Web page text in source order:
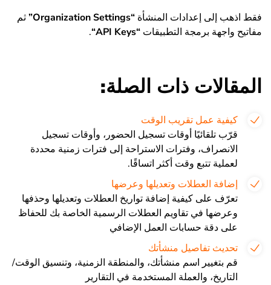
فقط اذهب إلى إعدادات المنشأة “
Organization Settings
”ثم
مفاتيح واجهة برمجة التطبيقات “
API Keys
“
.
المقالات ذات الصلة:
كيفية عمل تقريب الوقت
قرّب تلقائيًا أوقات تسجيل الحضور، وأوقات تسجيل
الانصراف، وفترات الاستراحة إلى فترات زمنية محددة
لعملية تتبع وقت أكثر اتساقًا.
إضافة العطلات وتعديلها وعرضها
تعرّف على كيفية إضافة تواريخ العطلات وتعديلها وحذفها
وعرضها في تقاويم العطلات الرسمية الخاصة بك للحفاظ
على دقة حسابات العمل الإضافي
تحديث تفاصيل منشأتك
قم بتغيير اسم منشأتك، والمنطقة الزمنية، وتنسيق الوقت/
التاريخ، والعملة المستخدمة في التقارير